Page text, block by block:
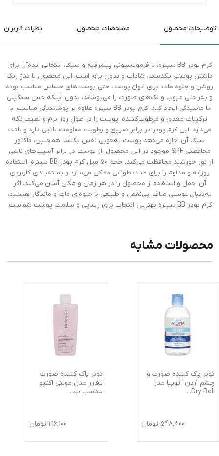
توضیحات محصول مشخصات محصول نظرات کاربران
کرم پودر BB سینره، با فرمولاسیونی پیشرفته و سبک، انتخابی ایده‌آل برای
داشتن پوستی یکدست، شاداب و بدون برق است. این محصول با تناژ رنگ
روشن و جلوه مات، برای انواع پوست حتی پوست‌های حساس مناسب بوده
و به‌راحتی عیوب و لک‌های صورت را می‌پوشاند، بدون اینکه حس سنگینی
یا ماسیدگی ایجاد کند. کرم پودر BB سینره علاوه بر پوشانندگی مناسب، با
ترکیبات مغذی و مرطوب‌کننده، پوست را در طول روز نرم و لطیف نگه
می‌دارد. این کرم پودر در برابر تعریق و رطوبت مقاومت بالایی دارد و بافت
سبک آن اجازه می‌دهد پوست به‌خوبی نفس بکشد. همچنین، فاکتور
محافظتی SPF موجود در این محصول، از پوست در برابر آسیب‌های ناشی
از نور خورشید محافظت می‌کند. حجم 50 میل کرم پودر BB سینره، استفاده
روزانه و مداوم را برای مدت طولانی ممکن می‌سازد و بسته‌بندی کاربردی
آن، حمل و استفاده از محصول را در هر زمان و مکان آسان می‌کند. اگر
به‌دنبال پوستی صاف، بی‌نقص و طبیعی با جلوه‌ای مات و ماندگار هستید،
کرم پودر BB سینره بهترین انتخاب برای زیبایی و سلامت پوست شماست.
محصولات مشابه
تونر پاک کننده صورت و
چشم آردن آتوپیا مدل
Dry Reli
...
548,300 تومان
تونر پاک کننده صورت
لافارر مدل مولتی اکتیو
مناسب پ...
216,100 تومان